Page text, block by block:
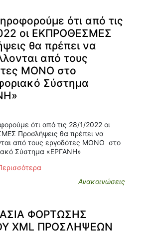
ότι από τις
οι ΕΚΠΡΟΘΕΣΜΕΣ
θα πρέπει να
από τους
ΜΟΝΟ στο
Σύστημα
ότι από τις 28/1/2022 οι
Προσλήψεις θα πρέπει να
από τους εργοδότες ΜΟΝΟ στο
Σύστημα «ΕΡΓΑΝΗ»
Ανακοινώσεις
ΦΟΡΤΩΣΗΣ
XML ΠΡΟΣΛΗΨΕΩΝ